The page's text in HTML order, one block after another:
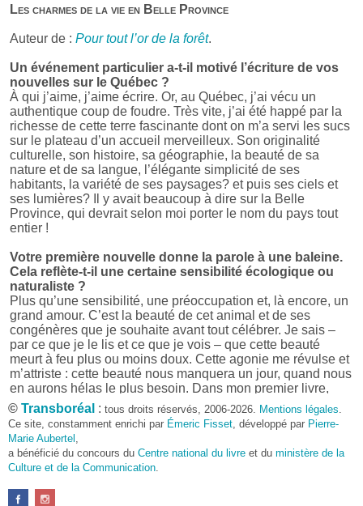
Les charmes de la vie en Belle Province
Auteur de : Pour tout l’or de la forêt.
Un événement particulier a-t-il motivé l’écriture de vos
nouvelles sur le Québec ?
À qui j’aime, j’aime écrire. Or, au Québec, j’ai vécu un
authentique coup de foudre. Très vite, j’ai été happé par la
richesse de cette terre fascinante dont on m’a servi les sucs
sur le plateau d’un accueil merveilleux. Son originalité
culturelle, son histoire, sa géographie, la beauté de sa
nature et de sa langue, l’élégante simplicité de ses
habitants, la variété de ses paysages? et puis ses ciels et
ses lumières? Il y avait beaucoup à dire sur la Belle
Province, qui devrait selon moi porter le nom du pays tout
entier !
Votre première nouvelle donne la parole à une baleine.
Cela reflète-t-il une certaine sensibilité écologique ou
naturaliste ?
Plus qu’une sensibilité, une préoccupation et, là encore, un
grand amour. C’est la beauté de cet animal et de ses
congénères que je souhaite avant tout célébrer. Je sais –
par ce que je le lis et ce que je vois – que cette beauté
meurt à feu plus ou moins doux. Cette agonie me révulse et
m’attriste : cette beauté nous manquera un jour, quand nous
en aurons hélas le plus besoin. Dans mon premier livre,
j’avais pris goût à me mettre dans la peau d’une bête. Outre
l’intérêt de l’exercice littéraire, il me semble que cela peut
être un bon moyen pour transmettre certains messages.
Pourquoi avoir choisi le format des nouvelles plutôt
qu’un autre ?
D’abord parce que j’aime (décidément!) en lire !
© Transboréal : tous droits réservés, 2006-2026. Mentions légales
Ce site, constamment enrichi par Émeric Fisset , développé par Pierre-
Marie Aubertel
a bénéficié du concours du Centre national du livre et du ministère de la
Culture et de la Communication